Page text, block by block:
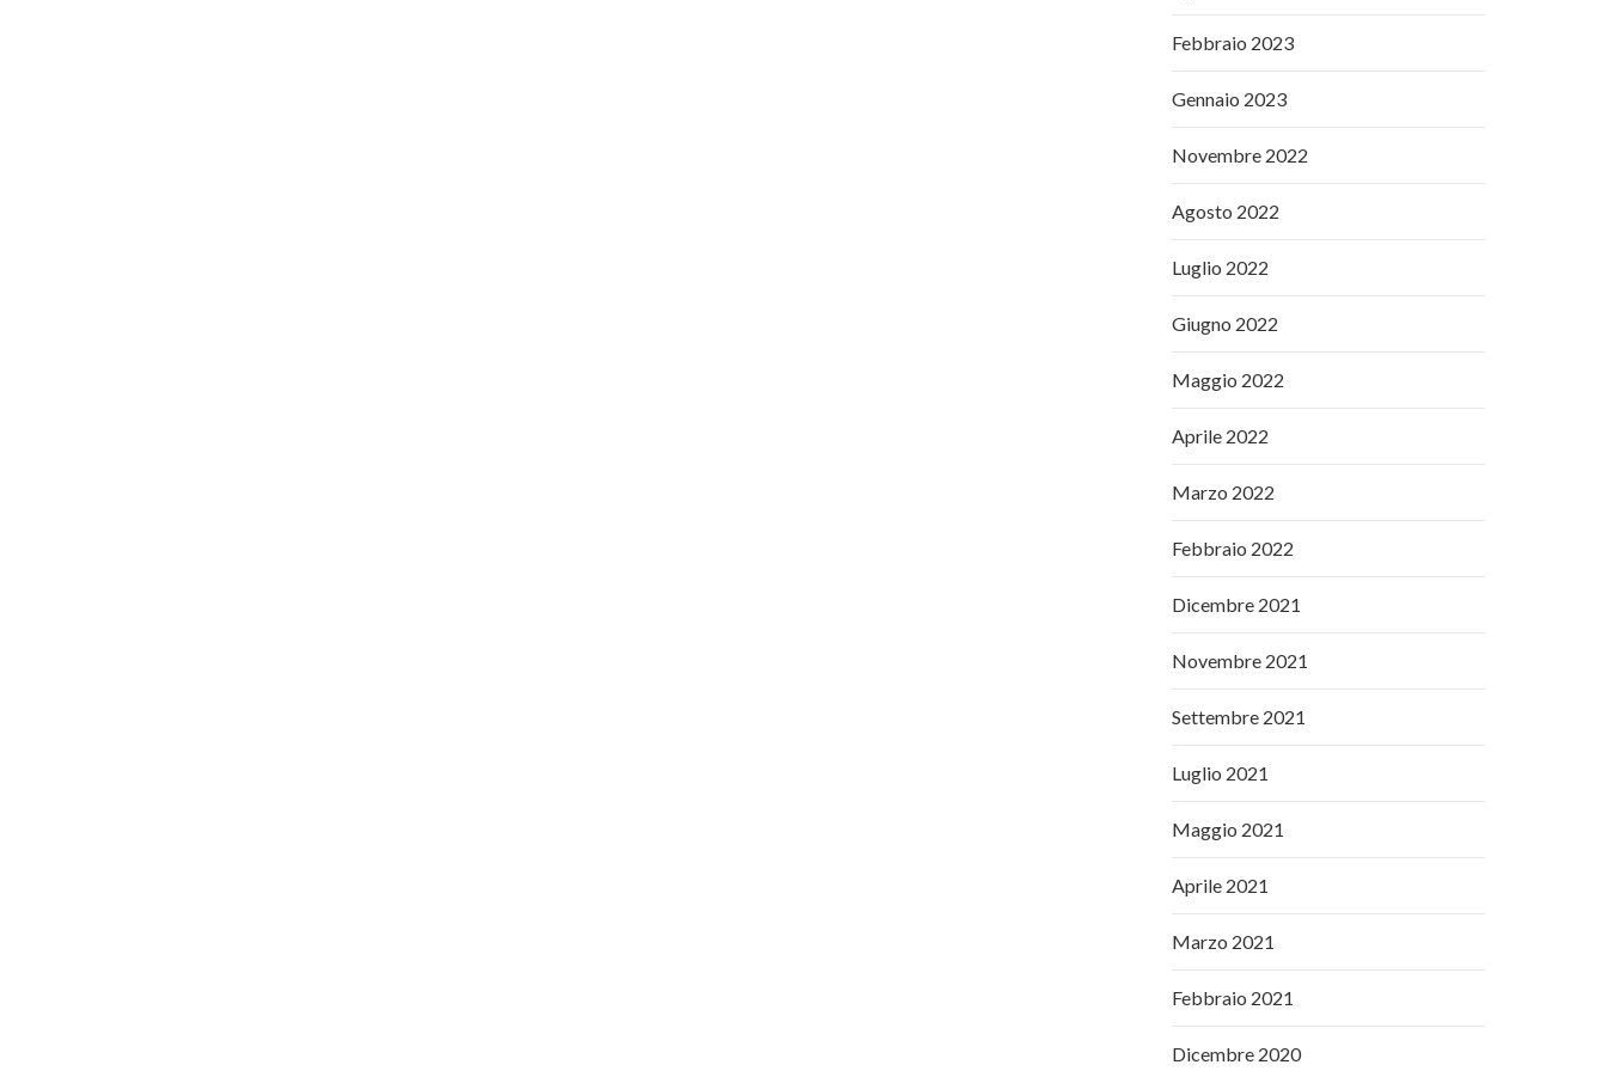
Febbraio 2023
Gennaio 2023
Novembre 2022
Agosto 2022
Luglio 2022
Giugno 2022
Maggio 2022
Aprile 2022
Marzo 2022
Febbraio 2022
Dicembre 2021
Novembre 2021
Settembre 2021
Luglio 2021
Maggio 2021
Aprile 2021
Marzo 2021
Febbraio 2021
Dicembre 2020